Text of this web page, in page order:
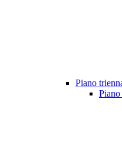
Piano